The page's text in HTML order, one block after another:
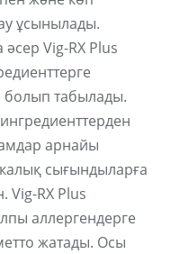
ұсынылады.
Vig-RX Plus
болып табылады.
арнайы
сығындыларға
Vig-RX Plus
аллергендерге
жатады. Осы